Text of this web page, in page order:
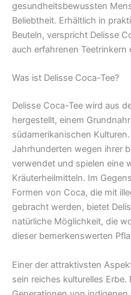
gesundheitsbewussten
Beliebtheit. Erhältlich in
Beuteln, verspricht Delisse
auch erfahrenen Teetrinkern
Was ist Delisse Coca-Tee?
Delisse Coca-Tee wird aus
hergestellt, einem
südamerikanischen
Jahrhunderten wegen ihrer
verwendet und spielen eine
Kräuterheilmitteln. Im
Formen von Coca, die mit
gebracht werden, bietet
natürliche Möglichkeit, die
dieser bemerkenswerten
Einer der attraktivsten
sein reiches kulturelles Erbe.